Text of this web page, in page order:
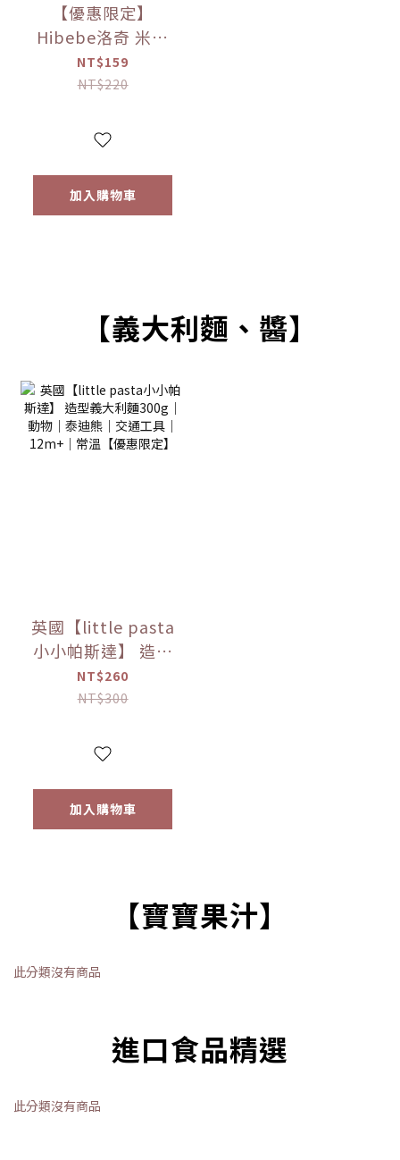
【優惠限定】
Hibebe洛奇 米米
花-韓國甜南瓜/紫
薯/韓國蘋果+胡蘿
NT$159
NT$220
加入購物車
【義大利麵、醬】
英國【little pasta
小小帕斯達】 造型
義大利麵300g｜動
物｜泰迪熊｜交通
【優惠限定】
NT$260
NT$300
加入購物車
【寶寶果汁】
此分類沒有商品
進口食品精選
此分類沒有商品